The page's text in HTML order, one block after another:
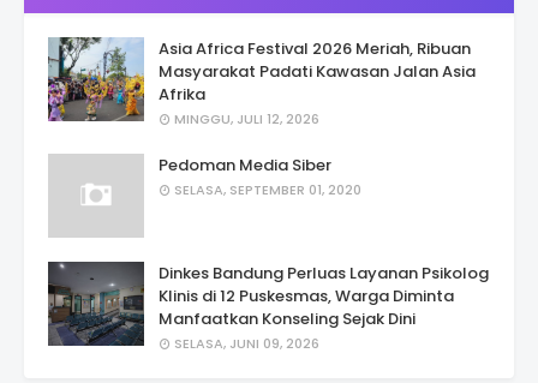
Asia Africa Festival 2026 Meriah, Ribuan
Masyarakat Padati Kawasan Jalan Asia
Afrika
MINGGU, JULI 12, 2026
Pedoman Media Siber
SELASA, SEPTEMBER 01, 2020
Dinkes Bandung Perluas Layanan Psikolog
Klinis di 12 Puskesmas, Warga Diminta
Manfaatkan Konseling Sejak Dini
SELASA, JUNI 09, 2026